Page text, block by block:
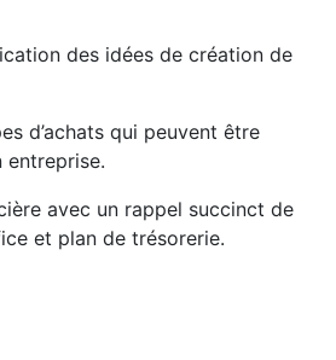
des idées de création de
d’achats qui peuvent être
avec un rappel succinct de
et plan de trésorerie.